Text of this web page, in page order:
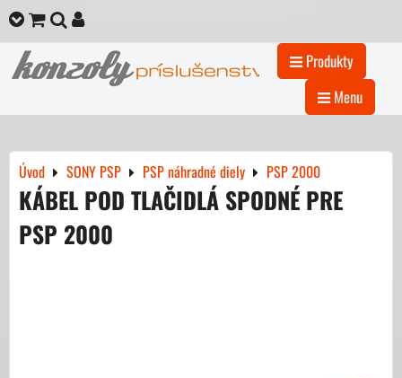
Produkty
Menu
Úvod SONY PSP PSP náhradné diely PSP 2000
KÁBEL POD TLAČIDLÁ SPODNÉ PRE
PSP 2000